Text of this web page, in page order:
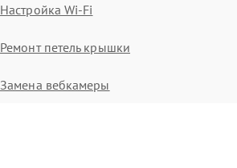
Настройка Wi-Fi
Ремонт петель крышки
Замена вебкамеры